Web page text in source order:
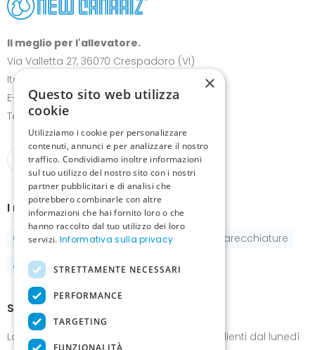
Il meglio per l'allevatore.
Via Valletta 27, 36070 Crespadoro (VI)
Italia
E-mail:info@canariz.it
Telefono+39 345 837 8123
I nostri prodotti
Gabbie Pastoncini e integratori
Apparecchiature
Accessori
Show-room
Lo show-room è a disposizione dei nostri clienti dal lunedì
×
Questo sito web utilizza
cookie
Utilizziamo i cookie per personalizzare
contenuti, annunci e per analizzare il nostro
traffico. Condividiamo inoltre informazioni
sul tuo utilizzo del nostro sito con i nostri
partner pubblicitari e di analisi che
potrebbero combinarle con altre
informazioni che hai fornito loro o che
hanno raccolto dal tuo utilizzo dei loro
servizi. Informativa sulla privacy
STRETTAMENTE NECESSARI
PERFORMANCE
TARGETING
FUNZIONALITÀ